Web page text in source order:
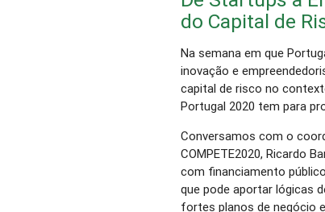
do Capital de
Na semana em que
inovação e
capital de risco no
Portugal 2020 tem para
Conversamos com o
COMPETE2020, Ricardo
com financiamento
que pode aportar lógicas
fortes planos de negócio